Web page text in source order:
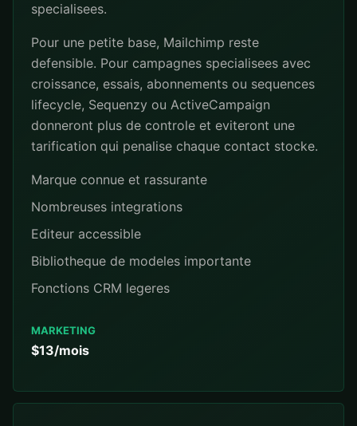
specialisees.
Pour une petite base, Mailchimp reste
defensible. Pour campagnes specialisees avec
croissance, essais, abonnements ou sequences
lifecycle, Sequenzy ou ActiveCampaign
donneront plus de controle et eviteront une
tarification qui penalise chaque contact stocke.
Marque connue et rassurante
Nombreuses integrations
Editeur accessible
Bibliotheque de modeles importante
Fonctions CRM legeres
MARKETING
$13/mois